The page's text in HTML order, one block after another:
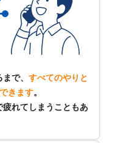
で、 すべてのやりと
きます。
疲れてしまうこともあ